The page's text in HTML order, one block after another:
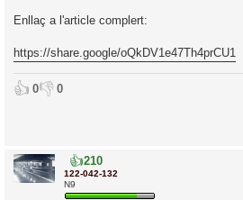
Enllaç a l'article complert:
https://share.google/oQkDV1e47Th4prCU1
👍 0👎 0
👍210
122-042-132
N9